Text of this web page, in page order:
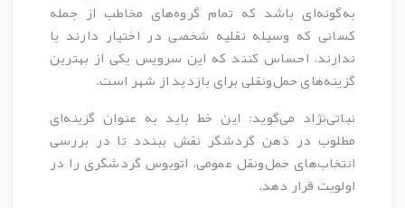
به‌گونه‌ای باشد که تمام گروه‌های مخاطب از جمله
کسانی که وسیله نقلیه شخصی در اختیار دارند یا
ندارند، احساس کنند که این سرویس یکی از بهترین
گزینه‌های حمل‌ونقلی برای بازدید از شهر است.
نباتی‌نژاد می‌گوید: این خط باید به عنوان گزینه‌ای
مطلوب در ذهن گردشگر نقش ببندد تا در بررسی
انتخاب‌های حمل‌ونقل عمومی، اتوبوس گردشگری را در
اولویت قرار دهد.